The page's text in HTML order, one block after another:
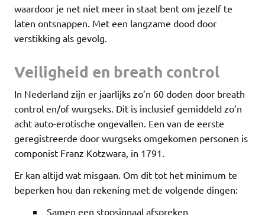
waardoor je net niet meer in staat bent om jezelf te
laten ontsnappen. Met een langzame dood door
verstikking als gevolg.
Veiligheid en breath control
In Nederland zijn er jaarlijks zo’n 60 doden door breath
control en/of wurgseks. Dit is inclusief gemiddeld zo’n
acht auto-erotische ongevallen. Een van de eerste
geregistreerde door wurgseks omgekomen personen is
componist Franz Kotzwara, in 1791.
Er kan altijd wat misgaan. Om dit tot het minimum te
beperken hou dan rekening met de volgende dingen:
Samen een stopsignaal afspreken